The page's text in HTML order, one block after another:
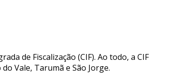
de Fiscalização (CIF). Ao todo, a CIF
Vale, Tarumã e São Jorge.